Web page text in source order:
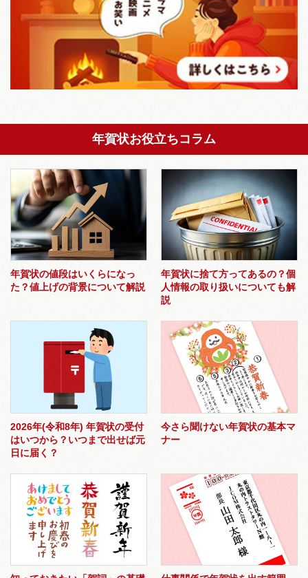
年賀状お役立ちコラム
年賀状の値段はいくらになっ
た？値上げの背景について解説
年賀状に捨て方ってあるの？個
人情報の取り扱いについても解
説
2026年(令和8年) 年賀状の受付
はいつから？いつまで出せば元
日に届く？
今さら聞けない年賀状の基本マ
ナー